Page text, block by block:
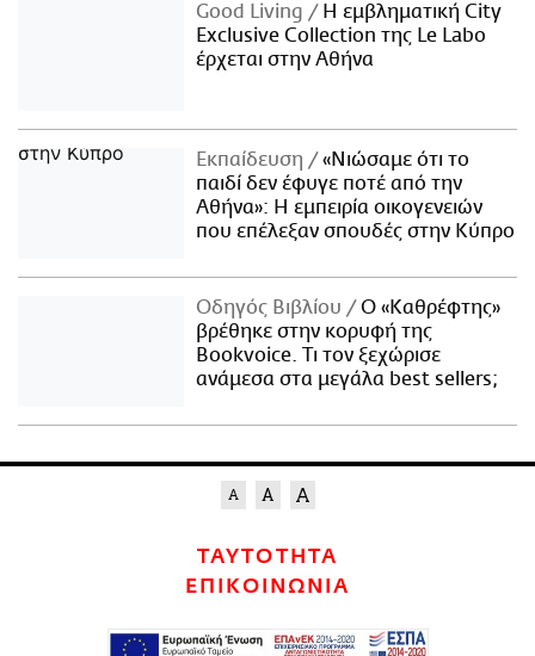
Good Living
Η εμβληματική City
Exclusive Collection της Le Labo
έρχεται στην Αθήνα
Εκπαίδευση
«Νιώσαμε ότι το
παιδί δεν έφυγε ποτέ από την
Αθήνα»: Η εμπειρία οικογενειών
που επέλεξαν σπουδές στην Κύπρο
Οδηγός Βιβλίου
Ο «Καθρέφτης»
βρέθηκε στην κορυφή της
Bookvoice. Τι τον ξεχώρισε
ανάμεσα στα μεγάλα best sellers;
ΤΑΥΤΟΤΗΤΑ
ΕΠΙΚΟΙΝΩΝΙΑ